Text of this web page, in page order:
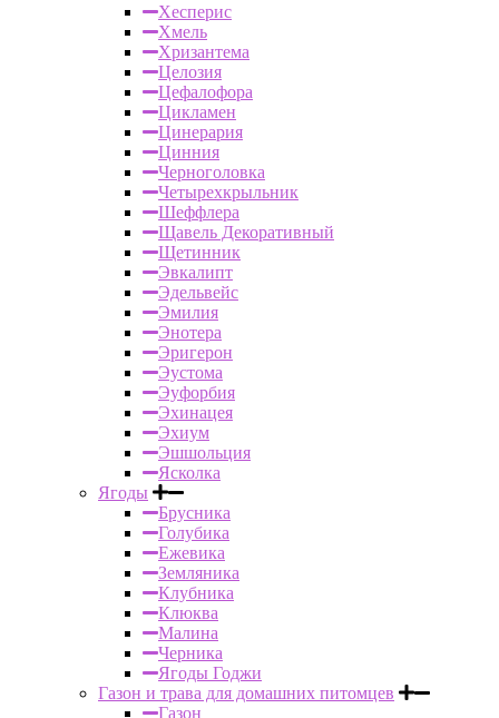
Хесперис
Хмель
Хризантема
Целозия
Цефалофора
Цикламен
Цинерария
Цинния
Черноголовка
Четырехкрыльник
Шеффлера
Щавель Декоративный
Щетинник
Эвкалипт
Эдельвейс
Эмилия
Энотера
Эригерон
Эустома
Эуфорбия
Эхинацея
Эхиум
Эшшольция
Ясколка
Ягоды
Брусника
Голубика
Ежевика
Земляника
Клубника
Клюква
Малина
Черника
Ягоды Годжи
Газон и трава для домашних питомцев
Газон